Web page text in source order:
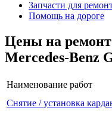
Запчасти для
Помощь на дороге
Цены на
Mercedes-Benz
Наименование работ
Снятие / установка